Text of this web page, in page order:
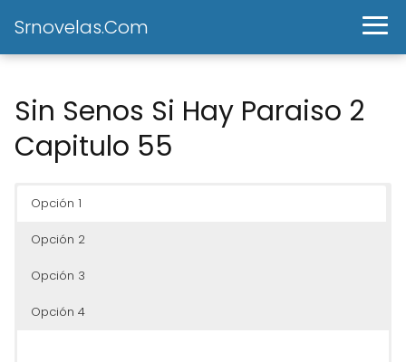
Srnovelas.Com
Sin Senos Si Hay Paraiso 2
Capitulo 55
Opción 1
Opción 2
Opción 3
Opción 4